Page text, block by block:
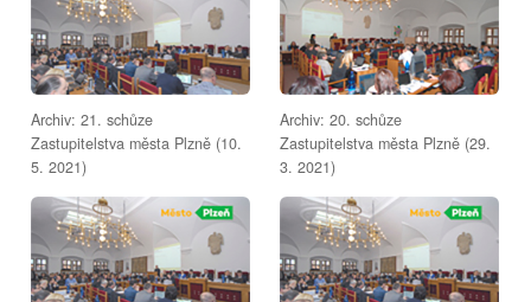
Archiv: 21. schůze
Zastupitelstva města Plzně (10.
5. 2021)
Archiv: 20. schůze
Zastupitelstva města Plzně (29.
3. 2021)